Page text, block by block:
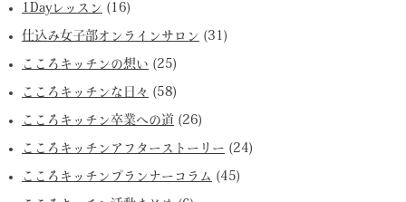
1Dayレッスン (16)
仕込み女子部オンラインサロン (31)
こころキッチンの想い (25)
こころキッチンな日々 (58)
こころキッチン卒業への道 (26)
こころキッチンアフターストーリー (24)
こころキッチンプランナーコラム (45)